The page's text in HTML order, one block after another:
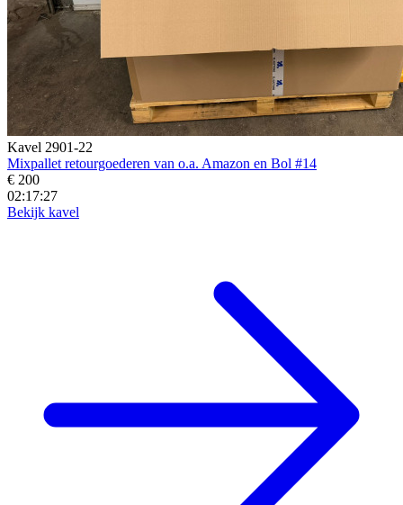
Kavel 2901-22
Mixpallet retourgoederen van o.a. Amazon en Bol #14
€ 200
02:17:25
Bekijk kavel